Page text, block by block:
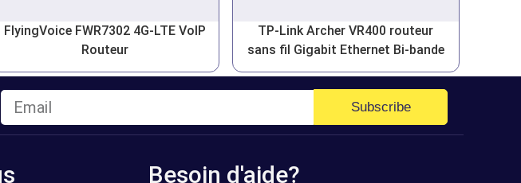
FlyingVoice FWR7302 4G-LTE VoIP
Routeur
TP-Link Archer VR400 routeur
sans fil Gigabit Ethernet Bi-bande
Subscribe
Besoin d'aide?